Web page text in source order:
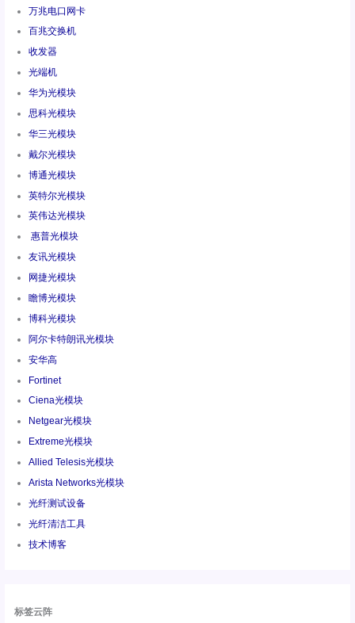
万兆电口网卡
百兆交换机
收发器
光端机
华为光模块
思科光模块
华三光模块
戴尔光模块
博通光模块
英特尔光模块
英伟达光模块
惠普光模块
友讯光模块
网捷光模块
瞻博光模块
博科光模块
阿尔卡特朗讯光模块
安华高
Fortinet
Ciena光模块
Netgear光模块
Extreme光模块
Allied Telesis光模块
Arista Networks光模块
光纤测试设备
光纤清洁工具
技术博客
标签云阵